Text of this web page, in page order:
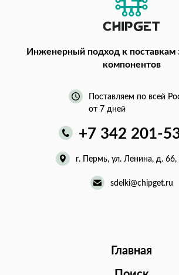
Инженерный подход к
компонентов
Поставляем по всей
от 7 дней
+7 342 201-
г. Пермь, ул. Ленина, д.
sdelki@chipget.ru
Главная